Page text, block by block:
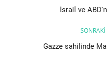
İsrail ve
Gazze sahilinde